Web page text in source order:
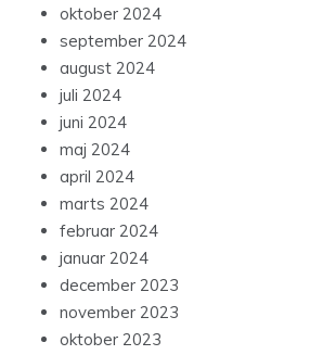
oktober 2024
september 2024
august 2024
juli 2024
juni 2024
maj 2024
april 2024
marts 2024
februar 2024
januar 2024
december 2023
november 2023
oktober 2023